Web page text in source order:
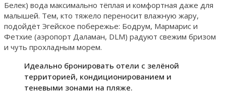
Белек) вода максимально тёплая и комфортная даже для
малышей. Тем, кто тяжело переносит влажную жару,
подойдёт Эгейское побережье: Бодрум, Мармарис и
Фетхие (аэропорт Даламан, DLM) радуют свежим бризом
и чуть прохладным морем.
Идеально бронировать отели с зелёной
территорией, кондиционированием и
теневыми зонами на пляже.